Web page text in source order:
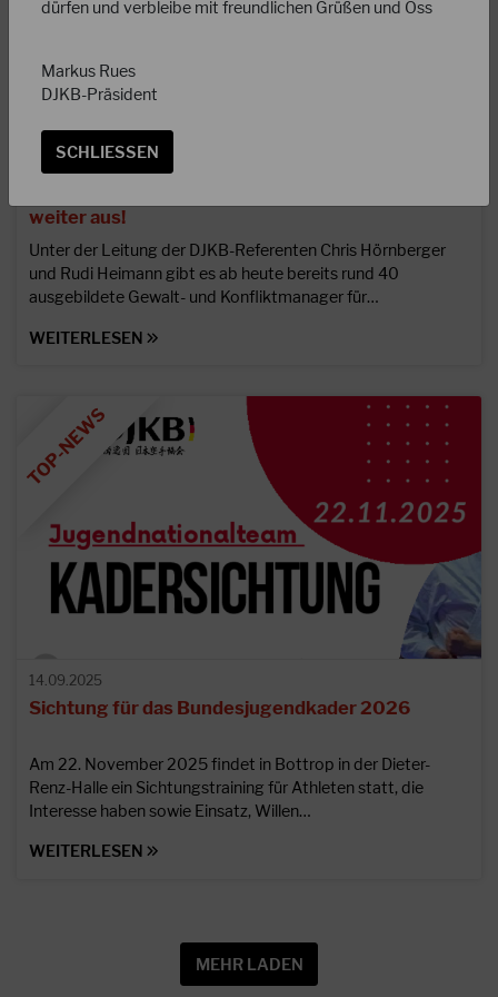
weiter aus!
Unter der Leitung der DJKB-Referenten Chris Hörnberger
und Rudi Heimann gibt es ab heute bereits rund 40
ausgebildete Gewalt- und Konfliktmanager für…
WEITERLESEN
14.09.2025
Sichtung für das Bundesjugendkader 2026
Am 22. November 2025 findet in Bottrop in der Dieter-
Renz-Halle ein Sichtungstraining für Athleten statt, die
Interesse haben sowie Einsatz, Willen…
WEITERLESEN
MEHR LADEN
dürfen und verbleibe mit freundlichen Grüßen und Oss
Markus Rues
DJKB-Präsident
SCHLIESSEN